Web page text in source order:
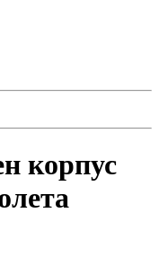
корпус